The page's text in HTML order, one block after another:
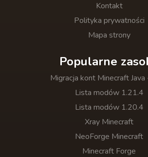
Kontakt
Polityka prywatności
Mapa strony
Popularne
Migracja kont Minecraft Java
Lista modów 1.21.4
Lista modów 1.20.4
Xray Minecraft
NeoForge Minecraft
Minecraft Forge